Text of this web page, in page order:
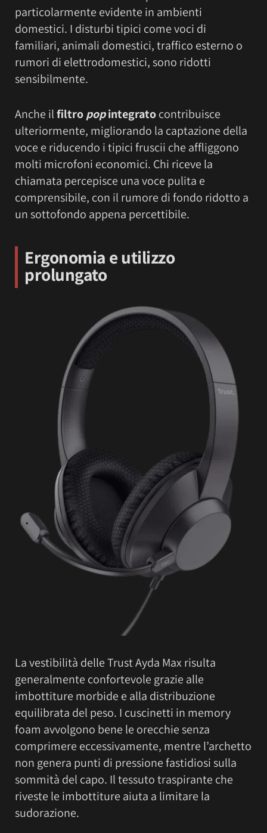
particolarmente evidente in ambienti
domestici. I disturbi tipici come voci di
familiari, animali domestici, traffico esterno o
rumori di elettrodomestici, sono ridotti
sensibilmente.
Anche ilfiltropopintegratocontribuisce
ulteriormente, migliorando la captazione della
voce e riducendo i tipici fruscii che affliggono
molti microfoni economici. Chi riceve la
chiamata percepisce una voce pulita e
comprensibile, con il rumore di fondo ridotto a
un sottofondo appena percettibile.
Ergonomia e utilizzo
prolungato
La vestibilità delle Trust Ayda Max risulta
generalmente confortevole grazie alle
imbottiture morbide e alla distribuzione
equilibrata del peso. I cuscinetti in memory
foam avvolgono bene le orecchie senza
comprimere eccessivamente, mentre l’archetto
non genera punti di pressione fastidiosi sulla
sommità del capo. Il tessuto traspirante che
riveste le imbottiture aiuta a limitare la
sudorazione.